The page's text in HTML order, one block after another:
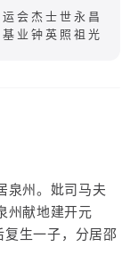
会杰士世永昌
业钟英照祖光
泉州。妣司马夫
州献地建开元
生一子，分居邵